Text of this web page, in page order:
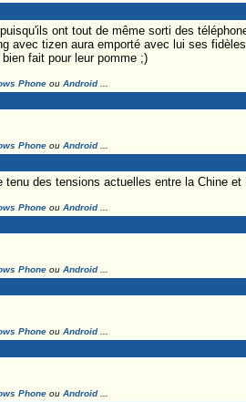
ont tout de même sorti des
avec tizen aura emporté avec lui ses
fait pour leur pomme ;)
Phoneou Android...
Phoneou Android...
des tensions actuelles entre la Chine
Phoneou Android...
Phoneou Android...
Phoneou Android...
Phoneou Android...